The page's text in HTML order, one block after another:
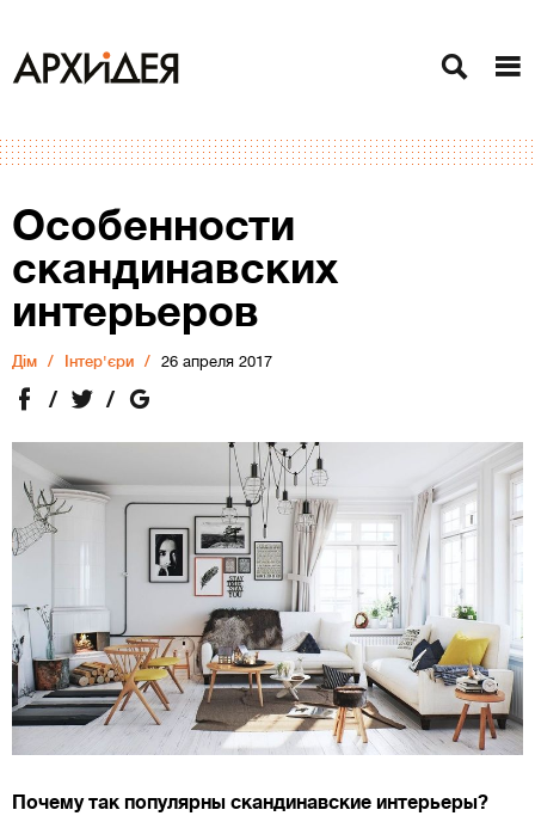
Особенности
скандинавских
интерьеров
Дiм Інтер'єри 26 апреля 2017
Почему так популярны скандинавские интерьеры?